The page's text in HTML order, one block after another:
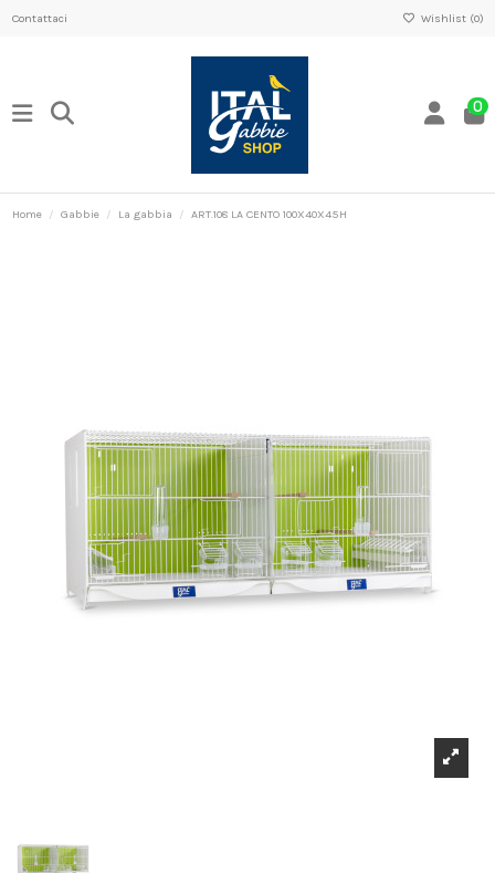
Contattaci Wishlist (0)
0
Home Gabbie La gabbia ART.108 LA CENTO 100X40X45H